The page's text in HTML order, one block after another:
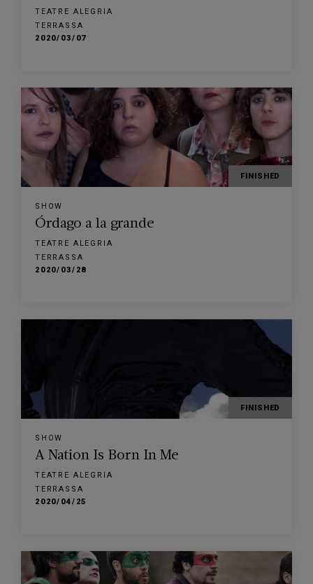
TEATRE ALEGRIA
TERRASSA
2020/03/07
FINISHED
SHOW
Órdago a la grande
TEATRE ALEGRIA
TERRASSA
2020/03/28
FINISHED
SHOW
A Nation Is Born In Me
TEATRE ALEGRIA
TERRASSA
2020/04/25